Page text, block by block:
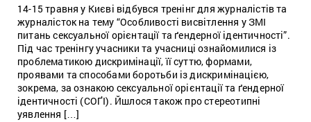
14-15 травня у Києві відбувся тренінг для журналістів та
журналісток на тему “Особливості висвітлення у ЗМІ
питань сексуальної орієнтації та ґендерної ідентичності”.
Під час тренінгу учасники та учасниці ознайомилися із
проблематикою дискримінації, її суттю, формами,
проявами та способами боротьби із дискримінацією,
зокрема, за ознакою сексуальної орієнтації та ґендерної
ідентичності (СОҐІ). Йшлося також про стереотипні
уявлення […]